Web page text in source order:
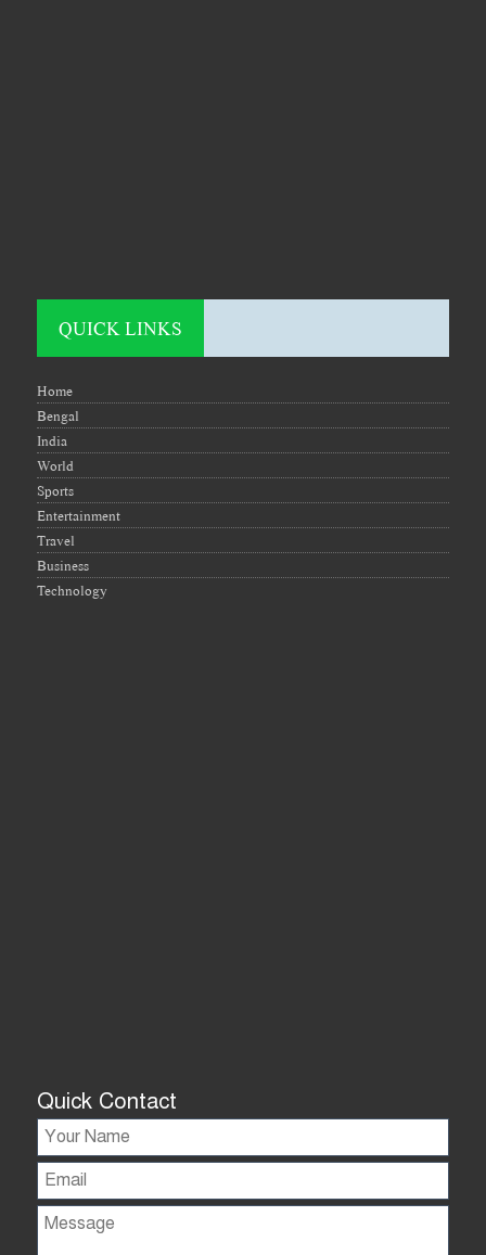
QUICK LINKS
Home
Bengal
India
World
Sports
Entertainment
Travel
Business
Technology
Quick Contact